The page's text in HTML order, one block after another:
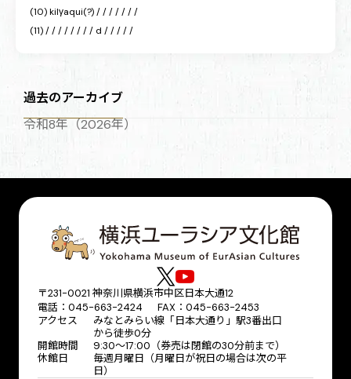
(10) kilγaqui(?) / / / / / / /
(11) / / / / / / / / d / / / / /
過去のアーカイブ
令和8年（2026年）
〒231-0021 神奈川県横浜市中区日本大通12
電話：045-663-2424 FAX：045-663-2453
アクセス
みなとみらい線「日本大通り」駅3番出口
から徒歩0分
開館時間
9:30～17:00（券売は閉館の30分前まで）
休館日
毎週月曜日（月曜日が祝日の場合は次の平
日）